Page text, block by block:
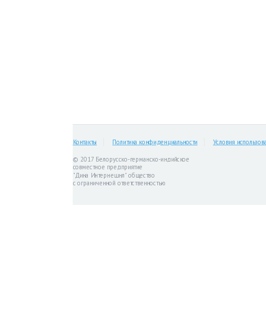
Контакты Политика конфиденциальности Условия
© 2017 Белорусско-германско-индийское
совместное предприятие
"Дина Интернешнл" общество
с ограниченной ответственностью